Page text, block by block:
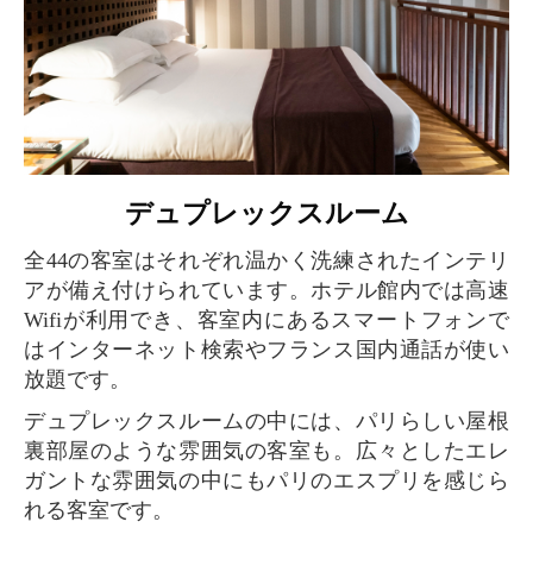
デュプレックスルーム
全44の客室はそれぞれ温かく洗練されたインテリ
アが備え付けられています。ホテル館内では高速
Wifiが利用でき、客室内にあるスマートフォンで
はインターネット検索やフランス国内通話が使い
放題です。
デュプレックスルームの中には、パリらしい屋根
裏部屋のような雰囲気の客室も。広々としたエレ
ガントな雰囲気の中にもパリのエスプリを感じら
れる客室です。